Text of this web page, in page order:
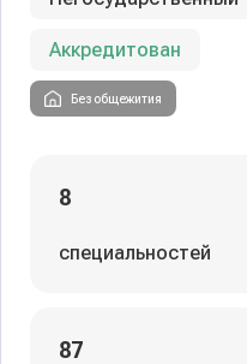
Аккредитован
Без общежития
8
специальностей
87